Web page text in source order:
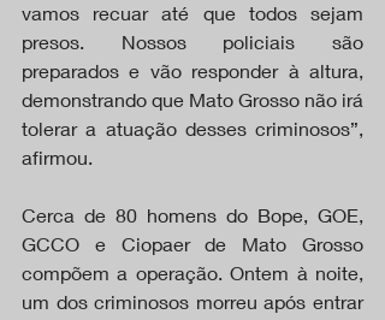
vamos recuar até que todos sejam
presos. Nossos policiais são
preparados e vão responder à altura,
demonstrando que Mato Grosso não irá
tolerar a atuação desses criminosos”,
afirmou.
Cerca de 80 homens do Bope, GOE,
GCCO e Ciopaer de Mato Grosso
compõem a operação. Ontem à noite,
um dos criminosos morreu após entrar